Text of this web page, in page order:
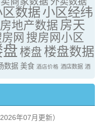
区数据小区经纬
房地产数据 房天
网 搜房网小区
楼盘 楼盘数据
数据 美食 酒店价格 酒店数据 酒
年07月更新）